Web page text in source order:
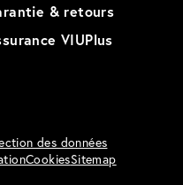
& retours
VIUPlus
des données
CookiesSitemap